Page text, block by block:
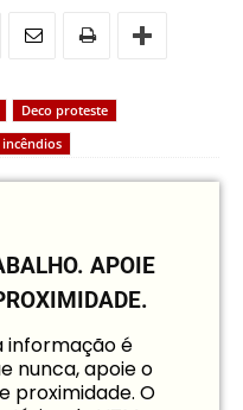
Deco proteste
APOIE
informação é
nunca, apoie o
proximidade. O